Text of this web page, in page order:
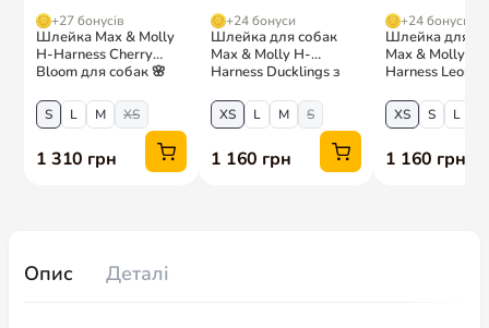
Опис Деталі